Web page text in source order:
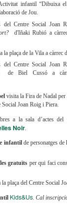
infantil “Dibuixa
de Jou.
del Centre Social Joan
d'Iñaki Rubió a
la plaça de la Vila a càrrec
del Centre Social Joan
de Biel Cussó a
visita la Fira de Nadal per
Social Joan Roig i Piera.
a la sala d’actes
Noir.
infantilde personatges de
gratuïts per qui faci
la plaça del Centre Social
Kids&Us. Cal